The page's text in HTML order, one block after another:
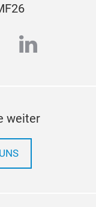
linkedin
weiter